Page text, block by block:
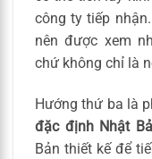
công ty tiếp
nên được xem
chứ không chỉ là
Hướng thứ ba là
đặc định Nhật
Bản thiết kế để